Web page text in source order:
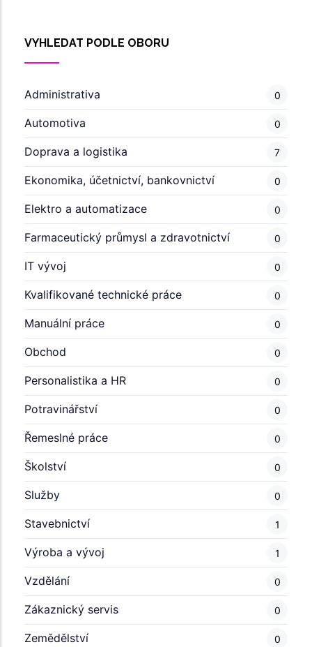
VYHLEDAT PODLE OBORU
Administrativa 0
Automotiva 0
Doprava a logistika 7
Ekonomika, účetnictví, bankovnictví 0
Elektro a automatizace 0
Farmaceutický průmysl a zdravotnictví 0
IT vývoj 0
Kvalifikované technické práce 0
Manuální práce 0
Obchod 0
Personalistika a HR 0
Potravinářství 0
Řemeslné práce 0
Školství 0
Služby 0
Stavebnictví 1
Výroba a vývoj 1
Vzdělání 0
Zákaznický servis 0
Zemědělství 0